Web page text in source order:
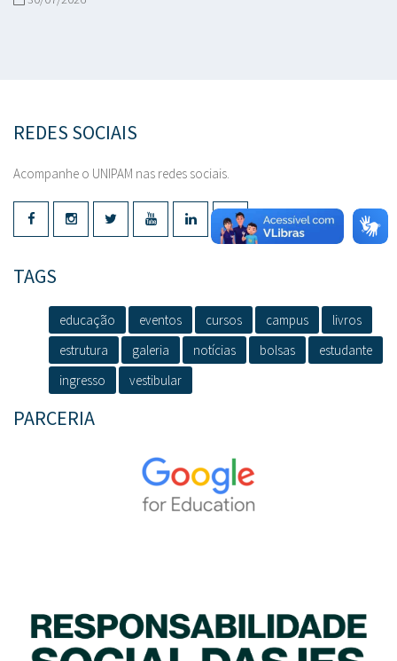
REDES SOCIAIS
Acompanhe o UNIPAM nas redes sociais.
TAGS
educação eventos cursos campus
livros
estrutura
galeria notícias bolsas
estudante
ingresso
vestibular
PARCERIA